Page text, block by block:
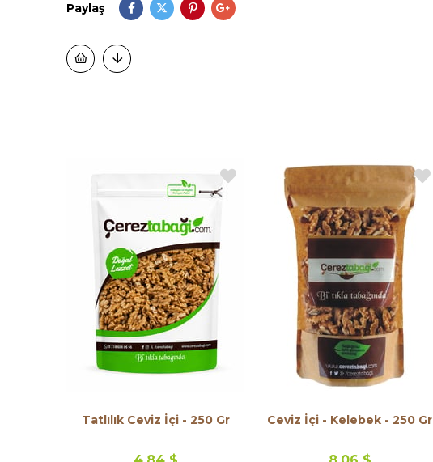
Paylaş
Tatlılık Ceviz İçi - 250 Gr Ceviz İçi - Kelebek - 250 Gr